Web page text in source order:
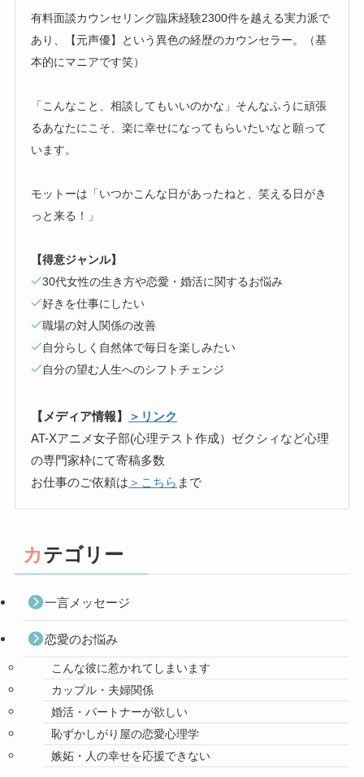
有料面談カウンセリング臨床経験2300件を越える実力派で
あり、【元声優】という異色の経歴のカウンセラー。（基
本的にマニアです笑）
「こんなこと、相談してもいいのかな」そんなふうに頑張
るあなたにこそ、楽に幸せになってもらいたいなと願って
います。
モットーは「いつかこんな日があったねと、笑える日がき
っと来る！」
【得意ジャンル】
30代女性の生き方や恋愛・婚活に関するお悩み
好きを仕事にしたい
職場の対人関係の改善
自分らしく自然体で毎日を楽しみたい
自分の望む人生へのシフトチェンジ
【メディア情報】
＞リンク
AT-Xアニメ女子部(心理テスト作成）ゼクシィなど心理
の専門家枠にて寄稿多数
お仕事のご依頼は ＞こちら まで
カテゴリー
一言メッセージ
恋愛のお悩み
こんな彼に惹かれてしまいます
カップル・夫婦関係
婚活・パートナーが欲しい
恥ずかしがり屋の恋愛心理学
嫉妬・人の幸せを応援できない